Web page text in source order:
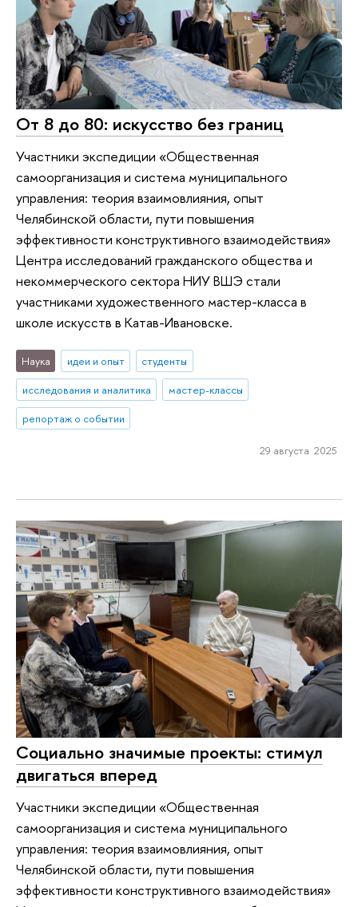
От 8 до 80: искусство без границ
Участники экспедиции «Общественная
самоорганизация и система муниципального
управления: теория взаимовлияния, опыт
Челябинской области, пути повышения
эффективности конструктивного взаимодействия»
Центра исследований гражданского общества и
некоммерческого сектора НИУ ВШЭ стали
участниками художественного мастер-класса в
школе искусств в Катав-Ивановске.
Наука идеи и опыт
студенты
исследования и аналитика
мастер-классы
репортаж о событии
29 августа 2025
Социально значимые проекты: стимул
двигаться вперед
Участники экспедиции «Общественная
самоорганизация и система муниципального
управления: теория взаимовлияния, опыт
Челябинской области, пути повышения
эффективности конструктивного взаимодействия»